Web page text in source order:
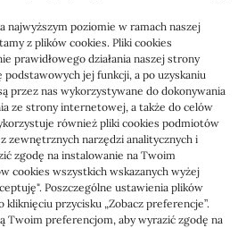
najwyższym poziomie w ramach naszej
z plików cookies. Pliki cookies
prawidłowego działania naszej strony
jej funkcji, a po uzyskaniu
przez nas wykorzystywane do dokonywania
ze strony internetowej, a także do celów
również pliki cookies podmiotów
zewnętrznych narzędzi analitycznych i
zgodę na instalowanie na Twoim
cookies wszystkich wskazanych wyżej
Poszczególne ustawienia plików
kliknięciu przycisku „Zobacz preferencje”.
Twoim preferencjom, aby wyrazić zgodę na
paneli PV a wydajność
instalacji
10/07/2026